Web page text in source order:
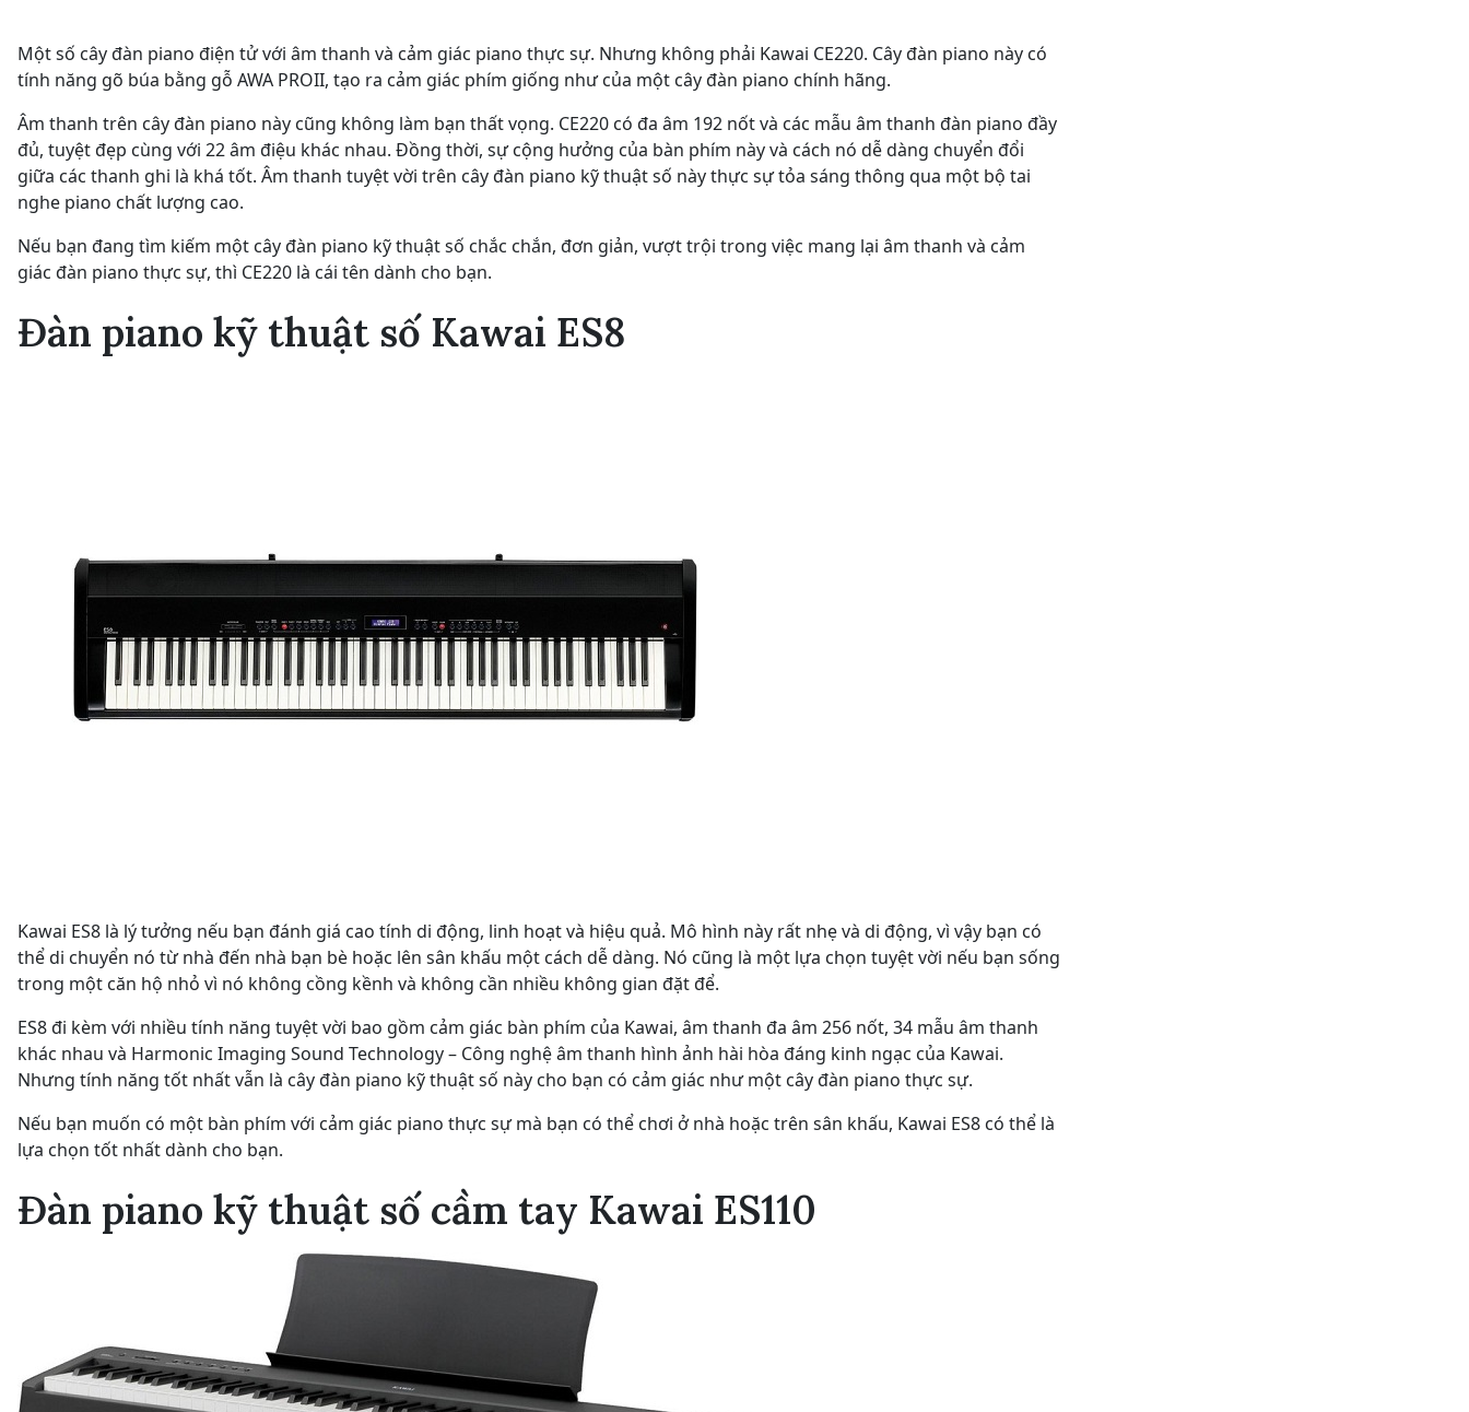
Một số cây đàn piano điện tử với âm thanh và cảm giác piano thực sự. Nhưng không phải Kawai CE220. Cây đàn piano này có
tính năng gõ búa bằng gỗ AWA PROII, tạo ra cảm giác phím giống như của một cây đàn piano chính hãng.
Âm thanh trên cây đàn piano này cũng không làm bạn thất vọng. CE220 có đa âm 192 nốt và các mẫu âm thanh đàn piano đầy
đủ, tuyệt đẹp cùng với 22 âm điệu khác nhau. Đồng thời, sự cộng hưởng của bàn phím này và cách nó dễ dàng chuyển đổi
giữa các thanh ghi là khá tốt. Âm thanh tuyệt vời trên cây đàn piano kỹ thuật số này thực sự tỏa sáng thông qua một bộ tai
nghe piano chất lượng cao.
Nếu bạn đang tìm kiếm một cây đàn piano kỹ thuật số chắc chắn, đơn giản, vượt trội trong việc mang lại âm thanh và cảm
giác đàn piano thực sự, thì CE220 là cái tên dành cho bạn.
Đàn piano kỹ thuật số Kawai ES8
Kawai ES8 là lý tưởng nếu bạn đánh giá cao tính di động, linh hoạt và hiệu quả. Mô hình này rất nhẹ và di động, vì vậy bạn có
thể di chuyển nó từ nhà đến nhà bạn bè hoặc lên sân khấu một cách dễ dàng. Nó cũng là một lựa chọn tuyệt vời nếu bạn sống
trong một căn hộ nhỏ vì nó không cồng kềnh và không cần nhiều không gian đặt để.
ES8 đi kèm với nhiều tính năng tuyệt vời bao gồm cảm giác bàn phím của Kawai, âm thanh đa âm 256 nốt, 34 mẫu âm thanh
khác nhau và Harmonic Imaging Sound Technology – Công nghệ âm thanh hình ảnh hài hòa đáng kinh ngạc của Kawai.
Nhưng tính năng tốt nhất vẫn là cây đàn piano kỹ thuật số này cho bạn có cảm giác như một cây đàn piano thực sự.
Nếu bạn muốn có một bàn phím với cảm giác piano thực sự mà bạn có thể chơi ở nhà hoặc trên sân khấu, Kawai ES8 có thể là
lựa chọn tốt nhất dành cho bạn.
Đàn piano kỹ thuật số cầm tay Kawai ES110